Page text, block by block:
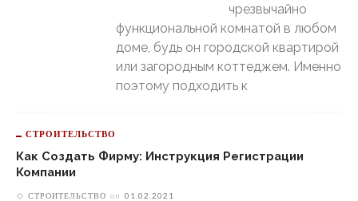
чрезвычайно
функциональной комнатой в любом
доме, будь он городской квартирой
или загородным коттеджем. Именно
поэтому подходить к
СТРОИТЕЛЬСТВО
Как Создать Фирму: Инструкция Регистрации
Компании
СТРОИТЕЛЬСТВО on 01.02.2021